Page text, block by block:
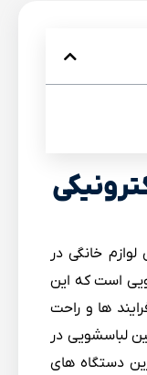
خانگی در
است که این
ها و راحت
لباسشویی در
دستگاه های